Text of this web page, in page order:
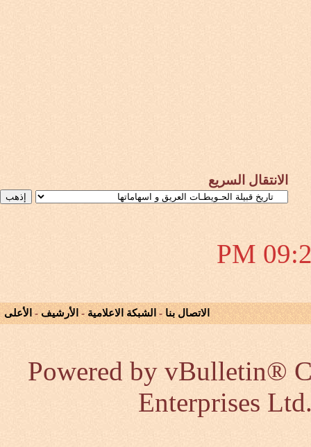
الانتقال السريع
09:22
الاتصال بنا - الشبكة الاعلامية - الأرشيف - الأعلى
Powered by vBulletin®
Enterprises